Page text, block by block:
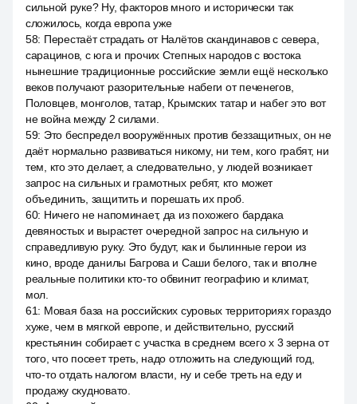
сильной руке? Ну, факторов много и исторически так
сложилось, когда европа уже
58: Перестаёт страдать от Налётов скандинавов с севера,
сарацинов, с юга и прочих Степных народов с востока
нынешние традиционные российские земли ещё несколько
веков получают разорительные набеги от печенегов,
Половцев, монголов, татар, Крымских татар и набег это вот
не война между 2 силами.
59: Это беспредел вооружённых против беззащитных, он не
даёт нормально развиваться никому, ни тем, кого грабят, ни
тем, кто это делает, а следовательно, у людей возникает
запрос на сильных и грамотных ребят, кто может
объединить, защитить и порешать их проб.
60: Ничего не напоминает, да из похожего бардака
девяностых и вырастет очередной запрос на сильную и
справедливую руку. Это будут, как и былинные герои из
кино, вроде данилы Багрова и Саши белого, так и вполне
реальные политики кто-то обвинит географию и климат,
мол.
61: Мовая база на российских суровых территориях гораздо
хуже, чем в мягкой европе, и действительно, русский
крестьянин собирает с участка в среднем всего x 3 зерна от
того, что посеет треть, надо отложить на следующий год,
что-то отдать налогом власти, ну и себе треть на еду и
продажу скудновато.